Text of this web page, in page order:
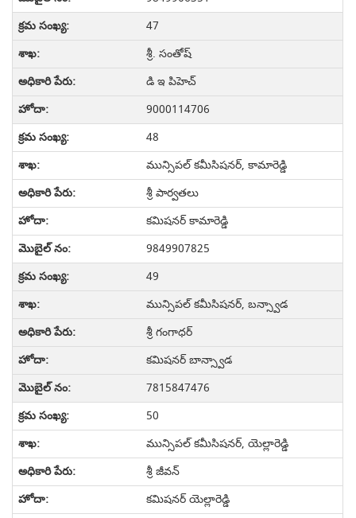
47
శ్రీ. సంతోష్
డి ఇ పిహెచ్
9000114706
48
మున్సిపల్ కమీసిషనర్, కామారెడ్డి
శ్రీ పార్వతలు
కమిషనర్ కామారెడ్డి
9849907825
49
మున్సిపల్ కమీసిషనర్, బన్స్వాడ
శ్రీ గంగాధర్
కమిషనర్ బాన్స్వాడ
7815847476
50
మున్సిపల్ కమీసిషనర్, యెల్లారెడ్డి
శ్రీ జీవన్
కమిషనర్ యెల్లారెడ్డి